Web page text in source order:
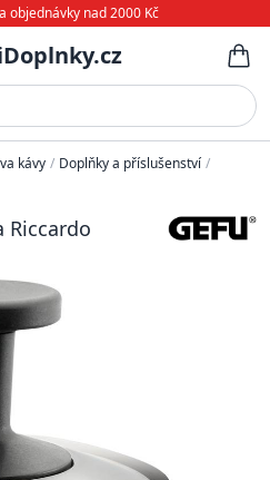
objednávky nad 2000 Kč
kávy / Doplňky a příslušenství /
Riccardo